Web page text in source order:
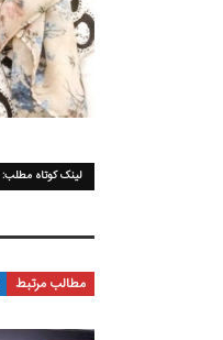
لینک کوتاه مطلب:
مطالب مرتبط